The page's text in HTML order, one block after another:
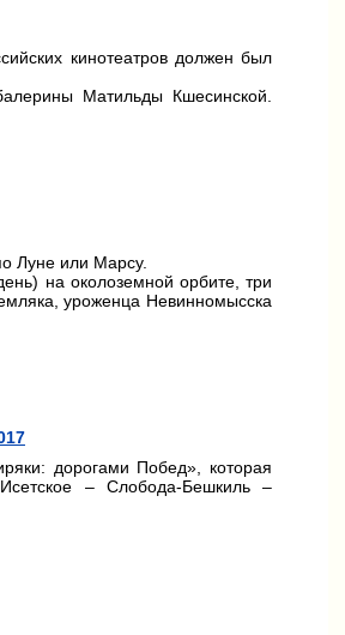
кинотеатров должен был
Матильды Кшесинской.
Луне или Марсу.
на околоземной орбите, три
уроженца Невинномысска
дорогами Побед», которая
– Слобода-Бешкиль –